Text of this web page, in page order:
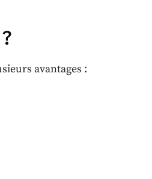
avantages :